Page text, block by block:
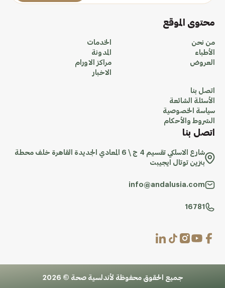
محتوى الموقع
من نحن
الأطباء
العروض
الخدمات
المدونة
مراكز الاورام
الاخبار
اتصل بنا
الأسئلة الشائعة
سياسة الخصوصية
الشروط والأحكام
اتصل بنا
شارع الاسلكي تقسيم 4 ج \ 6 المعادي الجديدة القاهرة خلف محطة
بنزين توتال ايجيبت
info@andalusia.com
16781
جميع الحقوق محفوظة لأندلسية صحة © 2026